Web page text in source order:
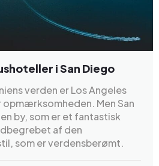
i San Diego
verden er Los Angeles
Men San
by, som er et fantastisk
af den
som er verdensberømt.